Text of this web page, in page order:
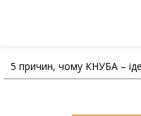
5 причин, чому КНУБА –